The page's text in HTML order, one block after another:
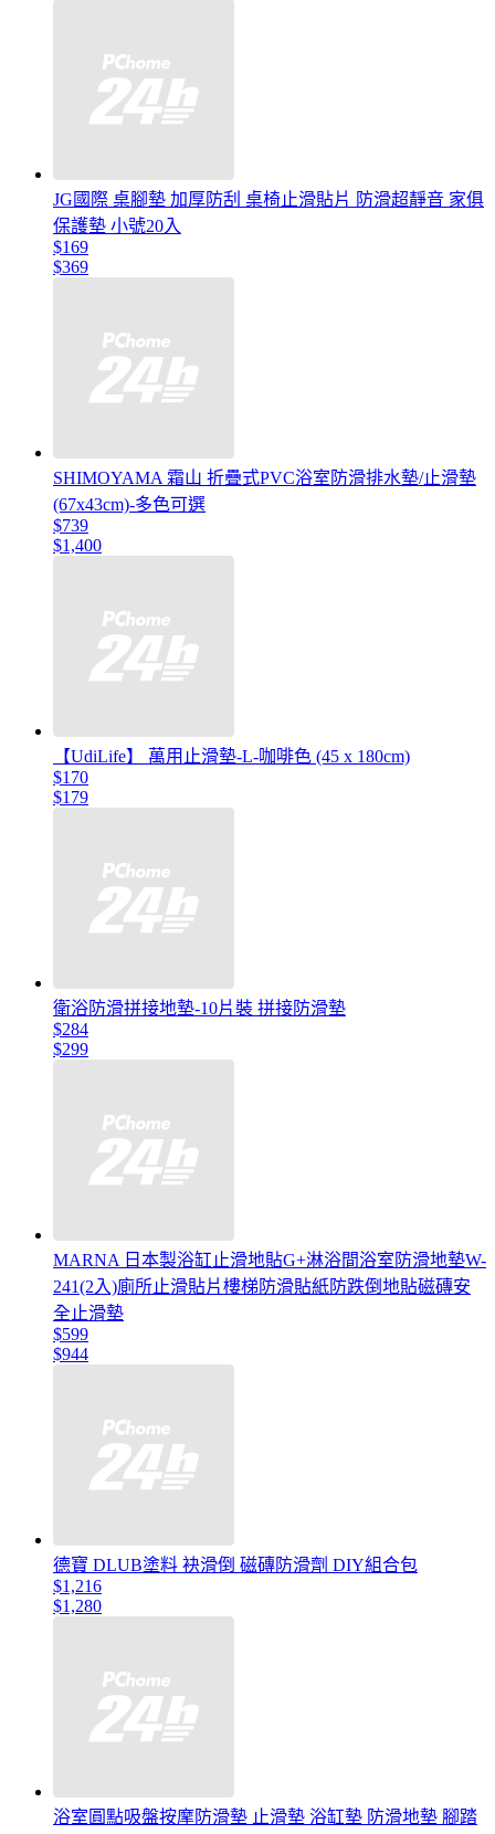
JG國際 桌腳墊 加厚防刮 桌椅止滑貼片 防滑超靜音 家俱
保護墊 小號20入
$169
$369
SHIMOYAMA 霜山 折疊式PVC浴室防滑排水墊/止滑墊
(67x43cm)-多色可選
$739
$1,400
【UdiLife】 萬用止滑墊-L-咖啡色 (45 x 180cm)
$170
$179
衛浴防滑拼接地墊-10片裝 拼接防滑墊
$284
$299
MARNA 日本製浴缸止滑地貼G+淋浴間浴室防滑地墊W-
241(2入)廁所止滑貼片樓梯防滑貼紙防跌倒地貼磁磚安
全止滑墊
$599
$944
德寶 DLUB塗料 袂滑倒 磁磚防滑劑 DIY組合包
$1,216
$1,280
浴室圓點吸盤按摩防滑墊 止滑墊 浴缸墊 防滑地墊 腳踏